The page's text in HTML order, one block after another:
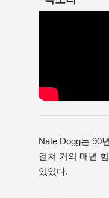
Nate Dogg는 90
걸쳐 거의 매년
있었다.